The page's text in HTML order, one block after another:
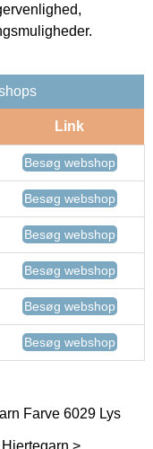
Link
Besøg webshop
Besøg webshop
Besøg webshop
Besøg webshop
Besøg webshop
Besøg webshop
Farve 6029 Lys
>